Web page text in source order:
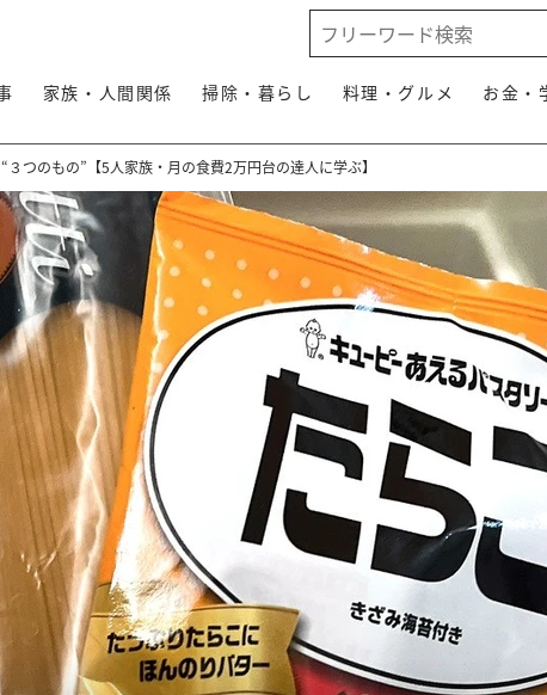
家族・人間関係 掃除・暮らし 料理・グルメ お金・
つのもの”【5人家族・月の食費2万円台の達人に学ぶ】